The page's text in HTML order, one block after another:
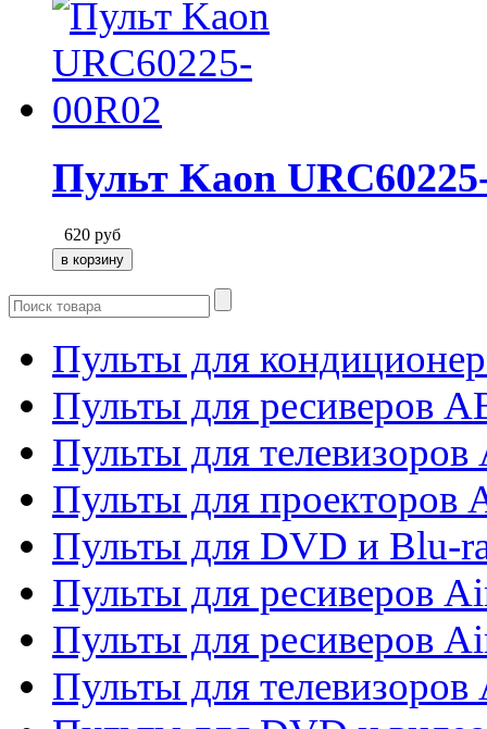
Пульт Kaon
620 руб
Пульты для
Пульты для ресиверов
Пульты для телевизоров
Пульты для проекторов
Пульты для DVD и Blu-
Пульты для ресиверов
Пульты для ресиверов
Пульты для телевизоров